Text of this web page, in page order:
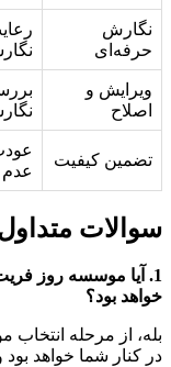
نگارش
حرفه‌ای
ویرایش و
اصلاح
تضمین کیفیت
سوالات
1. آیا موسسه روز
خواهد بود؟
بله، از مرحله انتخاب
در کنار شما خواهد بود